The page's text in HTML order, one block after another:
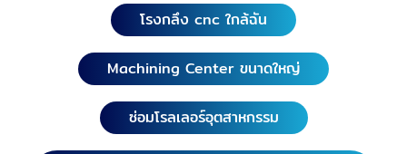
โรงกลึง cnc ใกล้ฉัน
Machining Center ขนาดใหญ่
ซ่อมโรลเลอร์อุตสาหกรรม